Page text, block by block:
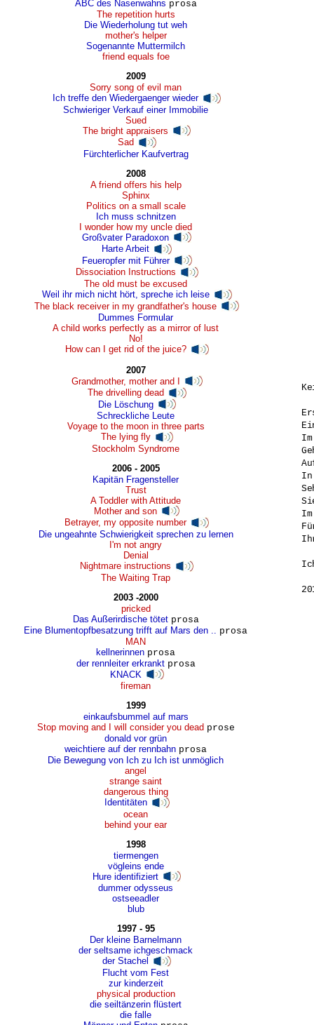
ABC des Nasenwahns prosa
The repetition hurts
Die Wiederholung tut weh
mother's helper
Sogenannte Muttermilch
friend equals foe
2009
Sorry song of evil man
Ich treffe den Wiedergaenger wieder
Schwieriger Verkauf einer Immobilie
Sued
The bright appraisers
Sad
Fürchterlicher Kaufvertrag
2008
A friend offers his help
Sphinx
Politics on a small scale
Ich muss schnitzen
I wonder how my uncle died
Großvater Paradoxon
Harte Arbeit
Feueropfer mit Führer
Dissociation Instructions
The old must be excused
Weil ihr mich nicht hört, spreche ich leise
The black receiver in my grandfather's house
Dummes Formular
A child works perfectly as a mirror of lust
No!
How can I get rid of the juice?
2007
Grandmother, mother and I
The drivelling dead
Die Löschung
Schreckliche Leute
Voyage to the moon in three parts
The lying fly
Stockholm Syndrome
2006 - 2005
Kapitän Fragensteller
Trust
A Toddler with Attitude
Mother and son
Betrayer, my opposite number
Die ungeahnte Schwierigkeit sprechen zu lernen
I'm not angry
Denial
Nightmare instructions
The Waiting Trap
2003 -2000
pricked
Das Außerirdische tötet prosa
Eine Blumentopfbesatzung trifft auf Mars den ..
prosa
MAN
kellnerinnen prosa
der rennleiter erkrankt prosa
KNACK
fireman
1999
einkaufsbummel auf mars
Stop moving and I will consider you dead prose
donald vor grün
weichtiere auf der rennbahn prosa
Die Bewegung von Ich zu Ich ist unmöglich
angel
strange saint
dangerous thing
Identitäten
ocean
behind your ear
1998
tiermengen
vögleins ende
Hure identifiziert
dummer odysseus
ostseeadler
blub
1997 - 95
Der kleine Barnelmann
der seltsame ichgeschmack
der Stachel
Flucht vom Fest
zur kinderzeit
physical production
die seiltänzerin flüstert
die falle
In